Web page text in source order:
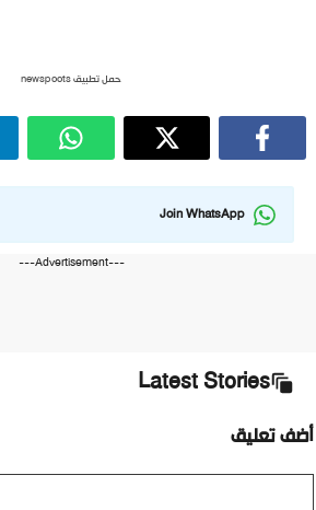
حمل تطبيق newspoots
Join WhatsApp
---Advertisement---
Latest Stories
أضف تعليق